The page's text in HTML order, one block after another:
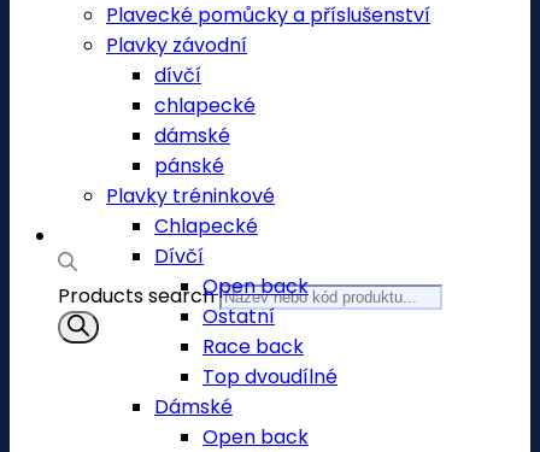
Products search
Plavecké pomůcky a příslušenství
Plavky závodní
dívčí
chlapecké
dámské
pánské
Plavky tréninkové
Chlapecké
Dívčí
Open back
Ostatní
Race back
Top dvoudílné
Dámské
Open back